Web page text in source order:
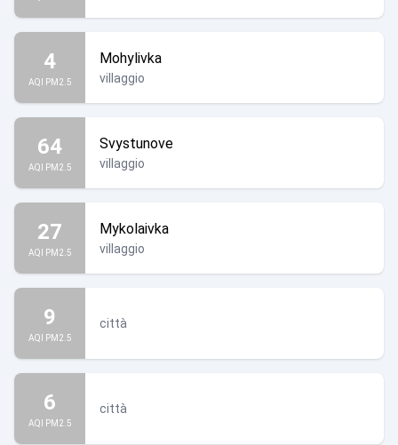
4
AQI PM2.5
Mohylivka
villaggio
64
AQI PM2.5
Svystunove
villaggio
27
AQI PM2.5
Mykolaivka
villaggio
9
AQI PM2.5
città
6
AQI PM2.5
città